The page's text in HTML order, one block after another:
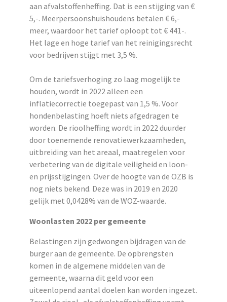
aan afvalstoffenheffing. Dat is een stijging van €
5,-. Meerpersoonshuishoudens betalen € 6,-
meer, waardoor het tarief oploopt tot € 441-.
Het lage en hoge tarief van het reinigingsrecht
voor bedrijven stijgt met 3,5 %.
Om de tariefsverhoging zo laag mogelijk te
houden, wordt in 2022 alleen een
inflatiecorrectie toegepast van 1,5 %. Voor
hondenbelasting hoeft niets afgedragen te
worden. De rioolheffing wordt in 2022 duurder
door toenemende renovatiewerkzaamheden,
uitbreiding van het areaal, maatregelen voor
verbetering van de digitale veiligheid en loon-
en prijsstijgingen. Over de hoogte van de OZB is
nog niets bekend. Deze was in 2019 en 2020
gelijk met 0,0428% van de WOZ-waarde.
Woonlasten 2022 per gemeente
Belastingen zijn gedwongen bijdragen van de
burger aan de gemeente. De opbrengsten
komen in de algemene middelen van de
gemeente, waarna dit geld voor een
uiteenlopend aantal doelen kan worden ingezet.